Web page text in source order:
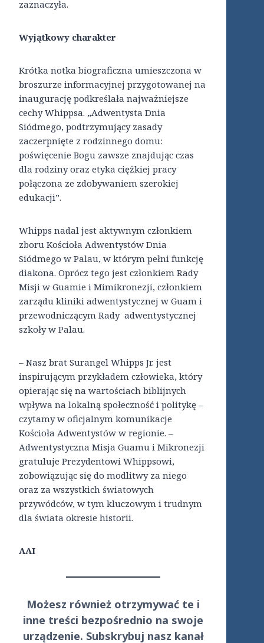
zaznaczyła.
Wyjątkowy charakter
Krótka notka biograficzna umieszczona w
broszurze informacyjnej przygotowanej na
inaugurację podkreślała najważniejsze
cechy Whippsa. „Adwentysta Dnia
Siódmego, podtrzymujący zasady
zaczerpnięte z rodzinnego domu:
poświęcenie Bogu zawsze znajdując czas
dla rodziny oraz etyka ciężkiej pracy
połączona ze zdobywaniem szerokiej
edukacji”.
Whipps nadal jest aktywnym członkiem
zboru Kościoła Adwentystów Dnia
Siódmego w Palau, w którym pełni funkcję
diakona. Oprócz tego jest członkiem Rady
Misji w Guamie i Mimikronezji, członkiem
zarządu kliniki adwentystycznej w Guam i
przewodniczącym Rady adwentystycznej
szkoły w Palau.
– Nasz brat Surangel Whipps Jr. jest
inspirującym przykładem człowieka, który
opierając się na wartościach biblijnych
wpływa na lokalną społeczność i politykę –
czytamy w oficjalnym komunikacje
Kościoła Adwentystów w regionie. –
Adwentystyczna Misja Guamu i Mikronezji
gratuluje Prezydentowi Whippsowi,
zobowiązując się do modlitwy za niego
oraz za wszystkich światowych
przywódców, w tym kluczowym i trudnym
dla świata okresie historii.
AAI
Możesz również otrzymywać te i
inne treści bezpośrednio na swoje
urządzenie. Subskrybuj nasz kanał